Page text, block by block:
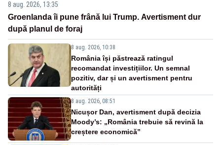
8 aug. 2026, 13:35
Groenlanda îi pune frână lui Trump. Avertisment dur
după planul de foraj
8 aug. 2026, 10:38
România își păstrează ratingul
recomandat investițiilor. Un semnal
pozitiv, dar și un avertisment pentru
autorități
8 aug. 2026, 08:51
Nicușor Dan, avertisment după decizia
Moody’s: „România trebuie să revină la
creștere economică”